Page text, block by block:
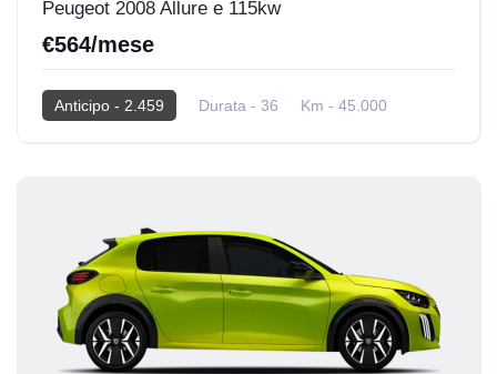
Peugeot 2008 Allure e 115kw
€564/mese
Anticipo - 2.459 Durata - 36
Km - 45.000